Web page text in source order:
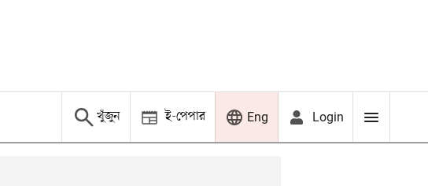
খুঁজুন ই-পেপার Eng Login